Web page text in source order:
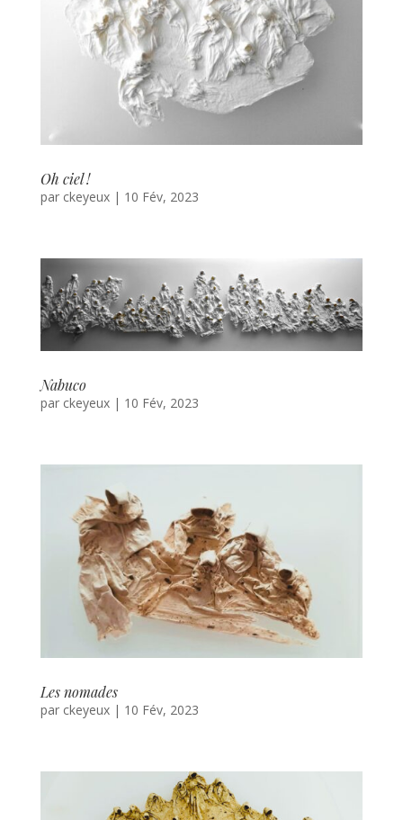
Oh ciel !
par ckeyeux| 10 Fév, 2023
Nabuco
par ckeyeux| 10 Fév, 2023
Les nomades
par ckeyeux| 10 Fév, 2023